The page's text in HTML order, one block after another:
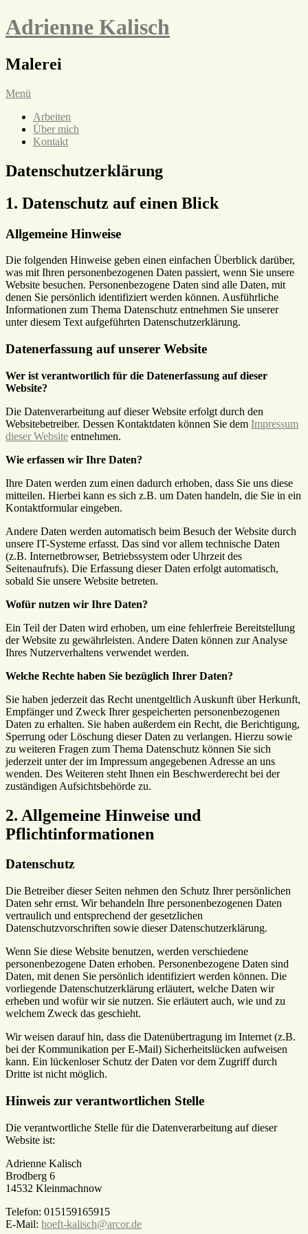
Adrienne Kalisch
Malerei
Menü
Arbeiten
Über mich
Kontakt
Datenschutzerklärung
1. Datenschutz auf einen Blick
Allgemeine Hinweise
Die folgenden Hinweise geben einen einfachen Überblick darüber,
was mit Ihren personenbezogenen Daten passiert, wenn Sie unsere
Website besuchen. Personenbezogene Daten sind alle Daten, mit
denen Sie persönlich identifiziert werden können. Ausführliche
Informationen zum Thema Datenschutz entnehmen Sie unserer
unter diesem Text aufgeführten Datenschutzerklärung.
Datenerfassung auf unserer Website
Wer ist verantwortlich für die Datenerfassung auf dieser
Website?
Die Datenverarbeitung auf dieser Website erfolgt durch den
Websitebetreiber. Dessen Kontaktdaten können Sie dem Impressum
dieser Website entnehmen.
Wie erfassen wir Ihre Daten?
Ihre Daten werden zum einen dadurch erhoben, dass Sie uns diese
mitteilen. Hierbei kann es sich z.B. um Daten handeln, die Sie in ein
Kontaktformular eingeben.
Andere Daten werden automatisch beim Besuch der Website durch
unsere IT-Systeme erfasst. Das sind vor allem technische Daten
(z.B. Internetbrowser, Betriebssystem oder Uhrzeit des
Seitenaufrufs). Die Erfassung dieser Daten erfolgt automatisch,
sobald Sie unsere Website betreten.
Wofür nutzen wir Ihre Daten?
Ein Teil der Daten wird erhoben, um eine fehlerfreie Bereitstellung
der Website zu gewährleisten. Andere Daten können zur Analyse
Ihres Nutzerverhaltens verwendet werden.
Welche Rechte haben Sie bezüglich Ihrer Daten?
Sie haben jederzeit das Recht unentgeltlich Auskunft über Herkunft,
Empfänger und Zweck Ihrer gespeicherten personenbezogenen
Daten zu erhalten. Sie haben außerdem ein Recht, die Berichtigung,
Sperrung oder Löschung dieser Daten zu verlangen. Hierzu sowie
zu weiteren Fragen zum Thema Datenschutz können Sie sich
jederzeit unter der im Impressum angegebenen Adresse an uns
wenden. Des Weiteren steht Ihnen ein Beschwerderecht bei der
zuständigen Aufsichtsbehörde zu.
2. Allgemeine Hinweise und
Pflichtinformationen
Datenschutz
Die Betreiber dieser Seiten nehmen den Schutz Ihrer persönlichen
Daten sehr ernst. Wir behandeln Ihre personenbezogenen Daten
vertraulich und entsprechend der gesetzlichen
Datenschutzvorschriften sowie dieser Datenschutzerklärung.
Wenn Sie diese Website benutzen, werden verschiedene
personenbezogene Daten erhoben. Personenbezogene Daten sind
Daten, mit denen Sie persönlich identifiziert werden können. Die
vorliegende Datenschutzerklärung erläutert, welche Daten wir
erheben und wofür wir sie nutzen. Sie erläutert auch, wie und zu
welchem Zweck das geschieht.
Wir weisen darauf hin, dass die Datenübertragung im Internet (z.B.
bei der Kommunikation per E-Mail) Sicherheitslücken aufweisen
kann. Ein lückenloser Schutz der Daten vor dem Zugriff durch
Dritte ist nicht möglich.
Hinweis zur verantwortlichen Stelle
Die verantwortliche Stelle für die Datenverarbeitung auf dieser
Website ist:
Adrienne Kalisch
Brodberg 6
14532 Kleinmachnow
Telefon: 015159165915
E-Mail: hoeft-kalisch@arcor.de